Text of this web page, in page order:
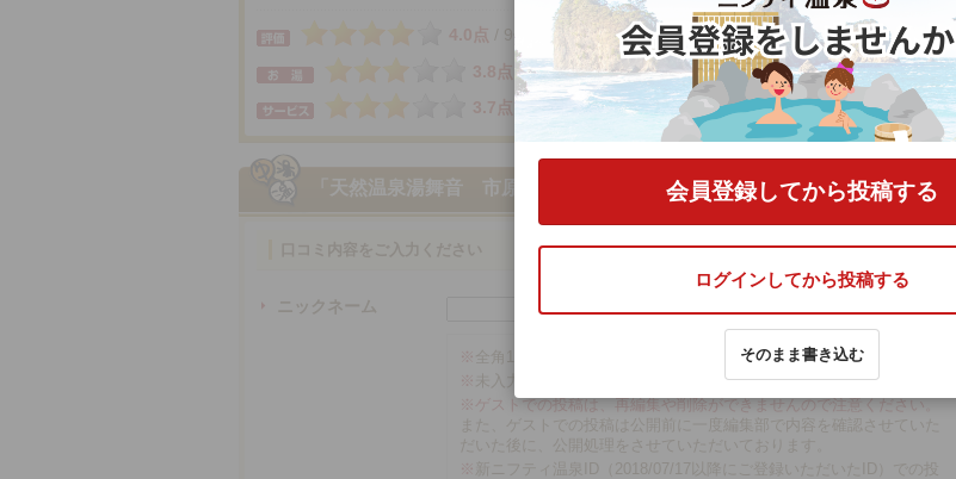
4.0点 / 9件 千葉県／市原
3.8点
4.0点
3.7点
3.4点
「天然温泉湯舞音 市原ちはら台店」 の口コミをする
ニックネーム
※ 全角16文字以内
※ 未入力の場合、匿名で投稿されます。
※ゲストでの投稿は、再編集や削除ができませんので注意ください。
また、ゲストでの投稿は公開前に一度編集部で内容を確認させていた
だいた後に、公開処理をさせていただいております。
※ 新ニフティ温泉ID（2018/07/17以降にご登録いただいたID）での投
会員登録してから投稿する
ログインしてから投稿する
そのまま書き込む